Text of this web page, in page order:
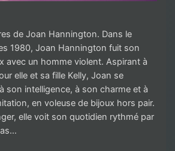
de Joan Hannington. Dans le
1980, Joan Hannington fuit son
avec un homme violent. Aspirant à
elle et sa fille Kelly, Joan se
son intelligence, à son charme et à
en voleuse de bijoux hors pair.
elle voit son quotidien rythmé par